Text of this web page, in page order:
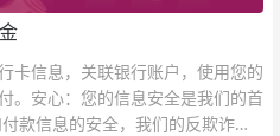
卡信息，关联银行账户，使用您的
。安心：您的信息安全是我们的首
款信息的安全，我们的反欺诈团